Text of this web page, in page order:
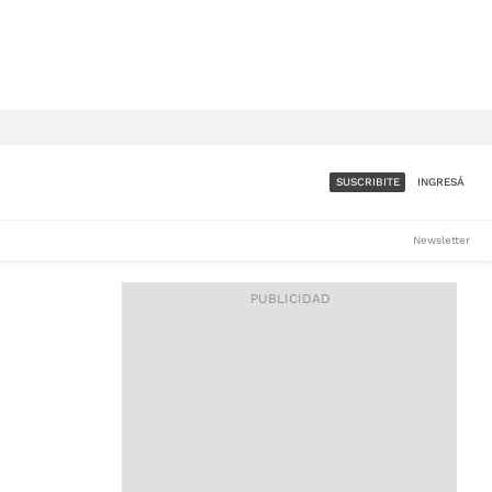
ACCESO FULL - $1.800/MES
SUSCRIBITE INGRESÁ
Newsletter